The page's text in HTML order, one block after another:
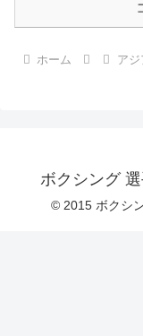
ホーム アジ
ボクシング
© 2015 ボクシ